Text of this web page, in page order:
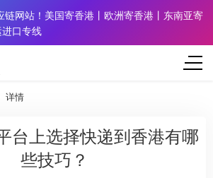
链网站！美国寄香港丨欧洲寄香港丨东南亚寄
口专线
详情
台上选择快递到香港有哪
些技巧？​